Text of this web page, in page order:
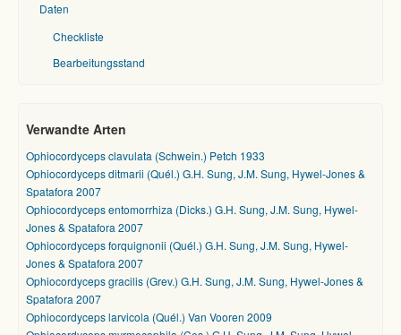
Daten
Checkliste
Bearbeitungsstand
Verwandte Arten
Ophiocordyceps clavulata (Schwein.) Petch 1933
Ophiocordyceps ditmarii (Quél.) G.H. Sung, J.M. Sung, Hywel-Jones &
Spatafora 2007
Ophiocordyceps entomorrhiza (Dicks.) G.H. Sung, J.M. Sung, Hywel-
Jones & Spatafora 2007
Ophiocordyceps forquignonii (Quél.) G.H. Sung, J.M. Sung, Hywel-
Jones & Spatafora 2007
Ophiocordyceps gracilis (Grev.) G.H. Sung, J.M. Sung, Hywel-Jones &
Spatafora 2007
Ophiocordyceps larvicola (Quél.) Van Vooren 2009